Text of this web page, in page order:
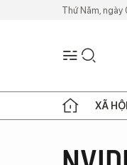
Thứ Năm,
XÃ